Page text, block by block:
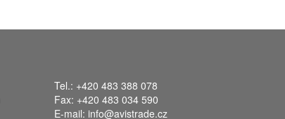
Tel.: +420 483 388 078
Fax: +420 483 034 590
E-mail: info@avistrade.cz